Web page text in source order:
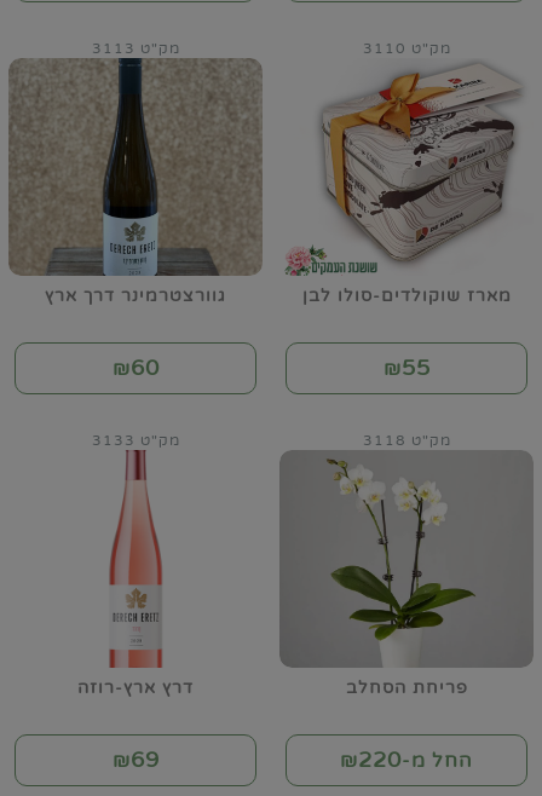
מארז שוקולדים-סולו לבן
מק"ט 3110
₪55
גוורצטרמינר דרך ארץ
מק"ט 3113
₪60
פריחת הסחלב
מק"ט 3118
החל מ-₪220
דרץ ארץ-רוזה
מק"ט 3133
₪69